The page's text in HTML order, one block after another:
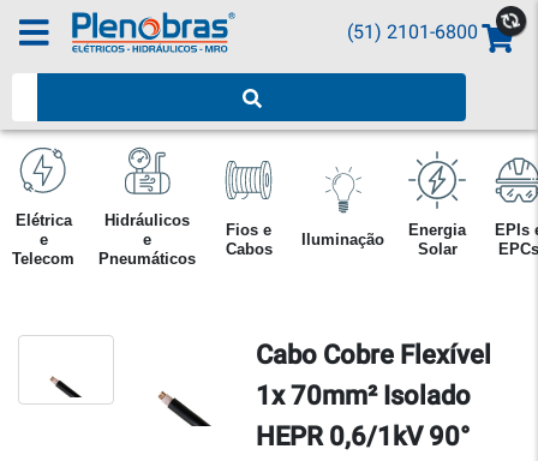
(51) 2101-6800
Elétrica
e
Telecom
Hidráulicos
e
Pneumáticos
Fios e
Cabos
Iluminação
Energia
Solar
EPIs
EPCs
Cabo Cobre Flexível
1x 70mm² Isolado
HEPR 0,6/1kV 90°